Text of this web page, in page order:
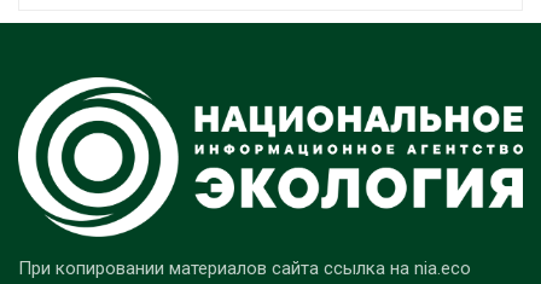
При копировании материалов сайта ссылка на nia.eco